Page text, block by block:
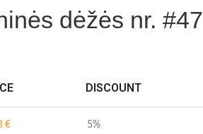
dėžės nr. #47
DISCOUNT
€ 5%